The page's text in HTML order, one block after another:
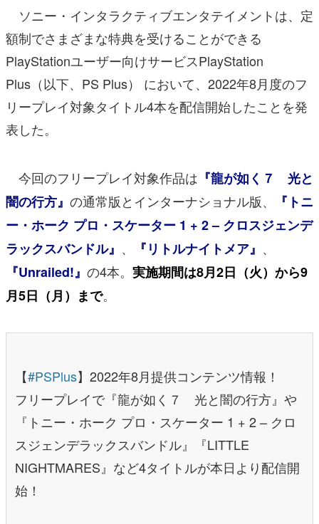
アプリレビュー
その他
電ファミニコゲーマーとは？
運営：株式会社マレ
ソニー・インタラクティブエンタテイメントは、定
額制でさまざまな特典を受けることができる
PlayStationユーザー向けサービスPlayStation
Plus（以下、PS Plus） において、2022年8月度のフ
リープレイ対象タイトル4本を配信開始したことを発
表した。
今回のフリープレイ対象作品は 『龍が如く７ 光と
闇の行方』 の通常版とインターナショナル版、
『トニ
ー・ホーク プロ・スケーター 1 + 2 – クロスジェンデ
ラックスバンドル』 、 『リトルナイトメア』 、
『Unrailed!』 の4本。 実施期間は8月2日（火）から9
月5日（月）まで。
【#PSPlus】2022年8月提供コンテンツ情報！
フリープレイで『龍が如く７ 光と闇の行方』や
『トニー・ホーク プロ・スケーター 1 + 2 – クロ
スジェンデラックスバンドル』『LITTLE
NIGHTMARES』など4タイトルが本日より配信開
始！